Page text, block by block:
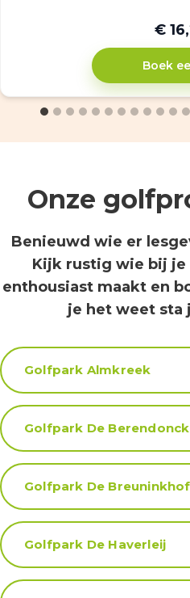
€
Boek
Onze
Benieuwd wie er
Kijk rustig wie bij je
enthousiast maakt en
je het weet sta
Golfpark Almkreek
Golfpark De Berendonck
Golfpark De Breuninkhof
Golfpark De Haverleij